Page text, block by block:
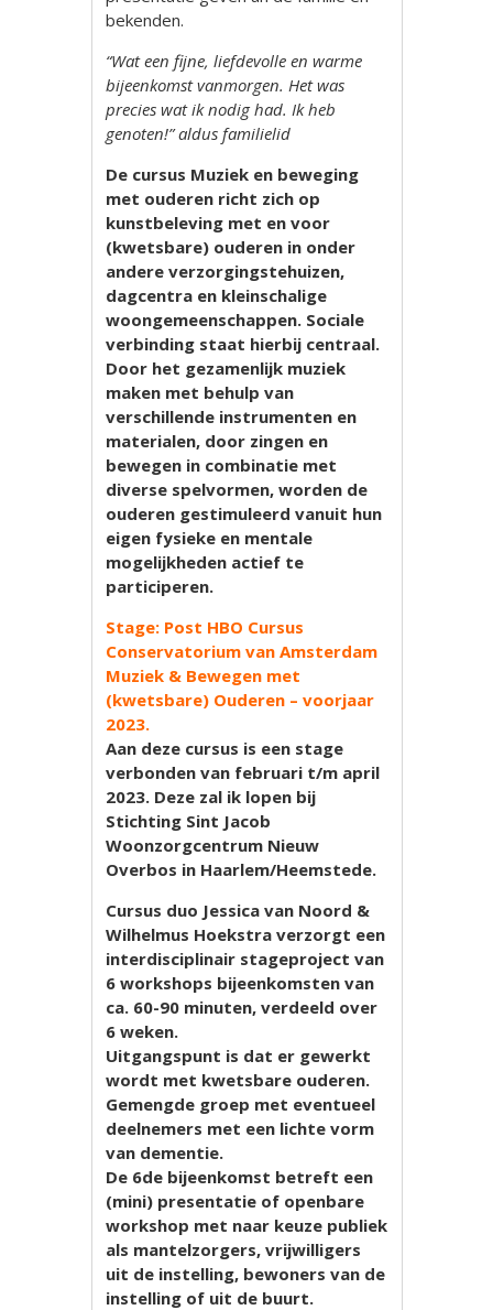
bekenden.
“Wat een fijne, liefdevolle en warme
bijeenkomst vanmorgen. Het was
precies wat ik nodig had. Ik heb
genoten!” aldus familielid
De cursus Muziek en beweging
met ouderen richt zich op
kunstbeleving met en voor
(kwetsbare) ouderen in onder
andere verzorgingstehuizen,
dagcentra en kleinschalige
woongemeenschappen. Sociale
verbinding staat hierbij centraal.
Door het gezamenlijk muziek
maken met behulp van
verschillende instrumenten en
materialen, door zingen en
bewegen in combinatie met
diverse spelvormen, worden de
ouderen gestimuleerd vanuit hun
eigen fysieke en mentale
mogelijkheden actief te
participeren.
Stage: Post HBO Cursus
Conservatorium van Amsterdam
Muziek & Bewegen met
(kwetsbare) Ouderen – voorjaar
2023.
Aan deze cursus is een stage
verbonden van februari t/m april
2023. Deze zal ik lopen bij
Stichting Sint Jacob
Woonzorgcentrum Nieuw
Overbos in Haarlem/Heemstede.
Cursus duo Jessica van Noord &
Wilhelmus Hoekstra verzorgt een
interdisciplinair stageproject van
6 workshops bijeenkomsten van
ca. 60-90 minuten, verdeeld over
6 weken.
Uitgangspunt is dat er gewerkt
wordt met kwetsbare ouderen.
Gemengde groep met eventueel
deelnemers met een lichte vorm
van dementie.
De 6de bijeenkomst betreft een
(mini) presentatie of openbare
workshop met naar keuze publiek
als mantelzorgers, vrijwilligers
uit de instelling, bewoners van de
instelling of uit de buurt.